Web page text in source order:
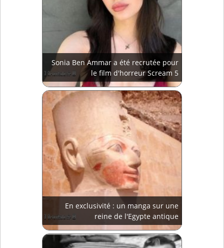
Sonia Ben Ammar a été recrutée pour
le film d'horreur Scream 5
En exclusivité : un manga sur une
reine de l'Egypte antique